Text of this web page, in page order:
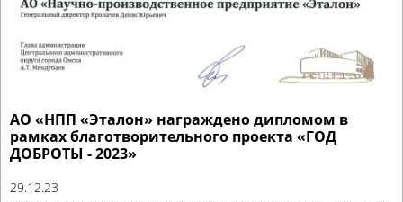
АО «НПП «Эталон» награждено дипломом в
рамках благотворительного проекта «ГОД
ДОБРОТЫ - 2023»
29.12.23